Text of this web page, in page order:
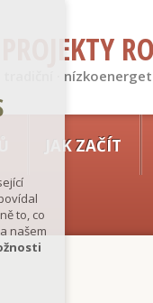
PROJEKTY
tradiční ·
JAK ZAČÍT
to, co
našem